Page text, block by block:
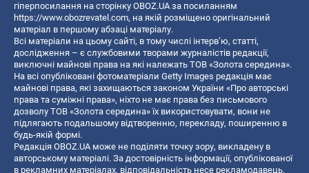
гіперпосилання на сторінку OBOZ.UA за посиланням
https://www.obozrevatel.com, на якій розміщено оригінальний
матеріал в першому абзаці матеріалу.
Всі матеріали на цьому сайті, в тому числі інтерв’ю, статті,
дослідження – є службовими творами журналістів редакції,
виключні майнові права на які належать ТОВ «Золота середина».
На всі опубліковані фотоматеріали Getty Images редакція має
майнові права, які захищаються законом України «Про авторські
права та суміжні права», ніхто не має права без письмового
дозволу ТОВ «Золота середина» їх використовувати, вони не
підлягають подальшому відтворенню, перекладу, поширенню в
будь-якій формі.
Редакція OBOZ.UA може не поділяти точку зору, викладену в
авторському матеріалі. За достовірність інформації, опублікованої
в рекламних матеріалах, відповідальність несе рекламодавець.